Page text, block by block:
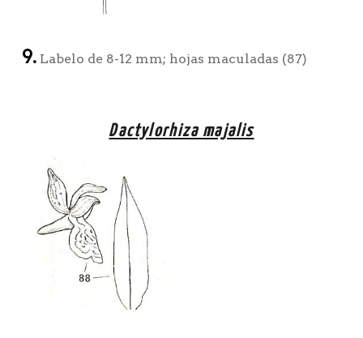
9.Labelo de 8-12 mm; hojas maculadas (87)
Dactylorhiza majalis